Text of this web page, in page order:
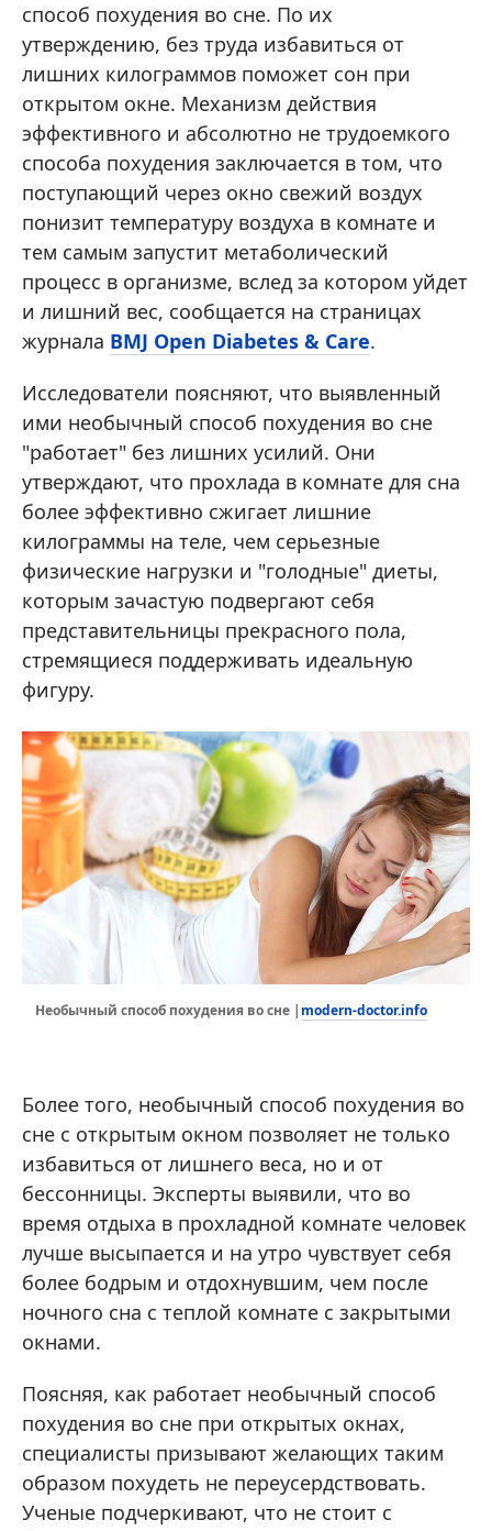
способ похудения во сне. По их
утверждению, без труда избавиться от
лишних килограммов поможет сон при
открытом окне. Механизм действия
эффективного и абсолютно не трудоемкого
способа похудения заключается в том, что
поступающий через окно свежий воздух
понизит температуру воздуха в комнате и
тем самым запустит метаболический
процесс в организме, вслед за котором уйдет
и лишний вес, сообщается на страницах
журнала BMJ Open Diabetes & Care.
Исследователи поясняют, что выявленный
ими необычный способ похудения во сне
"работает" без лишних усилий. Они
утверждают, что прохлада в комнате для сна
более эффективно сжигает лишние
килограммы на теле, чем серьезные
физические нагрузки и "голодные" диеты,
которым зачастую подвергают себя
представительницы прекрасного пола,
стремящиеся поддерживать идеальную
фигуру.
Необычный способ похудения во сне | modern-doctor.info
Более того, необычный способ похудения во
сне с открытым окном позволяет не только
избавиться от лишнего веса, но и от
бессонницы. Эксперты выявили, что во
время отдыха в прохладной комнате человек
лучше высыпается и на утро чувствует себя
более бодрым и отдохнувшим, чем после
ночного сна с теплой комнате с закрытыми
окнами.
Поясняя, как работает необычный способ
похудения во сне при открытых окнах,
специалисты призывают желающих таким
образом похудеть не переусердствовать.
Ученые подчеркивают, что не стоит с